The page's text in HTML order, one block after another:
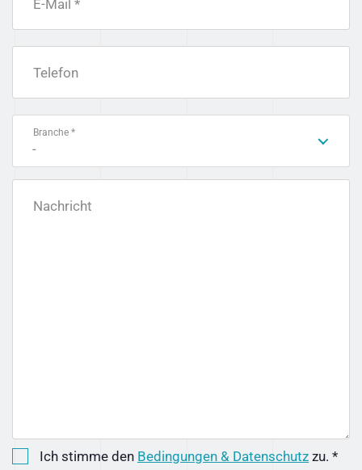
E-Mail *
Telefon
Branche *
-
Nachricht
Ich stimme den Bedingungen & Datenschutz zu. *